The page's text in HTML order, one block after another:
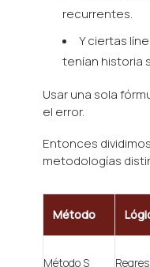
recurrentes.
Y ciertas
tenían historia
Usar una sola
el error.
Entonces
metodologías
Método
Método S